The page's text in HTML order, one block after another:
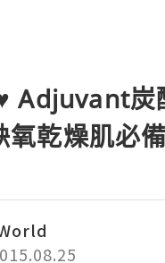
Adjuvant炭
氧乾燥肌必備